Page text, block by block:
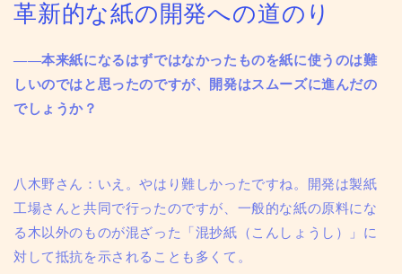
革新的な紙の開発への道のり
——本来紙になるはずではなかったものを紙に使うのは難
しいのではと思ったのですが、開発はスムーズに進んだの
でしょうか？
八木野さん：いえ。やはり難しかったですね。開発は製紙
工場さんと共同で行ったのですが、一般的な紙の原料にな
る木以外のものが混ざった「混抄紙（こんしょうし）」に
対して抵抗を示されることも多くて。